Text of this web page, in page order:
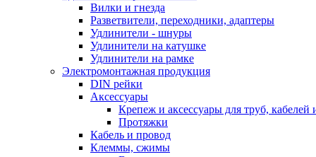
Вилки и гнезда
Разветвители, переходники, адаптеры
Удлинители - шнуры
Удлинители на катушке
Удлинители на рамке
Электромонтажная продукция
DIN рейки
Аксессуары
Крепеж и аксессуары для труб, кабелей
Протяжки
Кабель и провод
Клеммы, сжимы